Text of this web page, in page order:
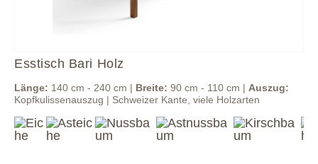
Esstisch Bari Holz
Länge: 140 cm - 240 cm | Breite: 90 cm - 110 cm | Auszug:
Kopfkulissenauszug | Schweizer Kante, viele Holzarten